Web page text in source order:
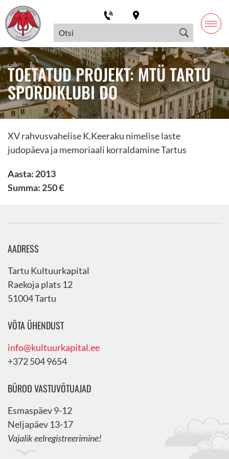
TOETATUD PROJEKT: MTÜ TARTU
SPORDIKLUBI DO
XV rahvusvahelise K.Keeraku nimelise laste
judopäeva ja memoriaali korraldamine Tartus
Aasta: 2013
Summa: 250 €
AADRESS
Tartu Kultuurkapital
Raekoja plats 12
51004 Tartu
VÕTA ÜHENDUST
info@kultuurkapital.ee
+372 504 9654
BÜROO VASTUVÕTUAJAD
Esmaspäev 9-12
Neljapäev 13-17
Vajalik eelregistreerimine!